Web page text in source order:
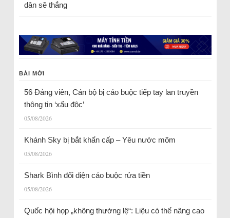
dân sẽ thắng
BÀI MỚI
56 Đảng viên, Cán bộ bị cáo buộc tiếp tay lan truyền
thông tin ‘xấu độc’
05/08/2026
Khánh Sky bị bắt khẩn cấp – Yêu nước mõm
05/08/2026
Shark Bình đối diện cáo buộc rửa tiền
05/08/2026
Quốc hội họp „không thường lệ“: Liệu có thể nâng cao